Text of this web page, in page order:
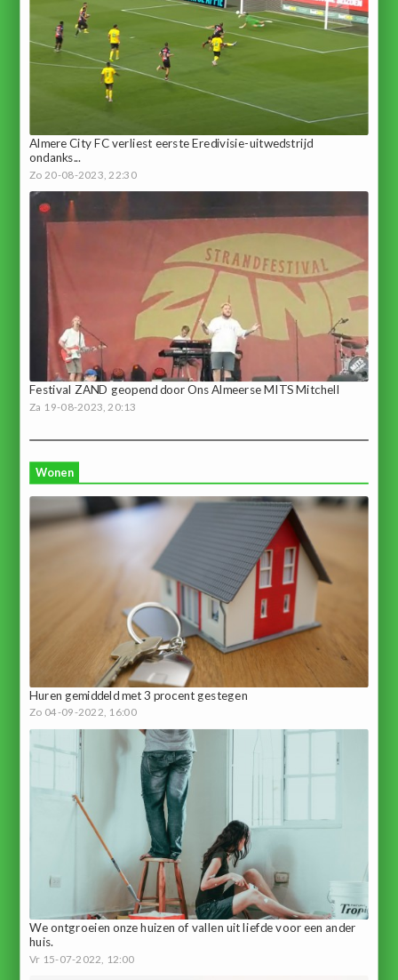
Almere City FC verliest eerste Eredivisie-uitwedstrijd
ondanks...
Zo 20-08-2023, 22:30
Festival ZAND geopend door Ons Almeerse MITS Mitchell
Za 19-08-2023, 20:13
Wonen
Huren gemiddeld met 3 procent gestegen
Zo 04-09-2022, 16:00
We ontgroeien onze huizen of vallen uit liefde voor een ander
huis.
Vr 15-07-2022, 12:00